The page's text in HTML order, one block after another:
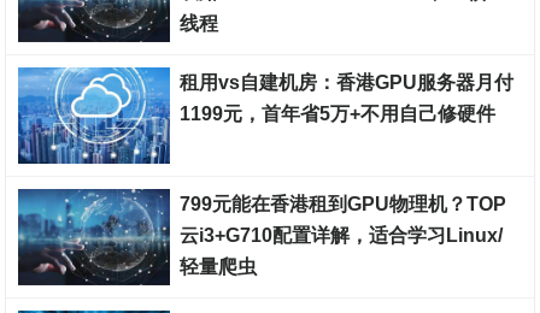
线程
租用vs自建机房：香港GPU服务器月付
1199元，首年省5万+不用自己修硬件
799元能在香港租到GPU物理机？TOP
云i3+G710配置详解，适合学习Linux/
轻量爬虫